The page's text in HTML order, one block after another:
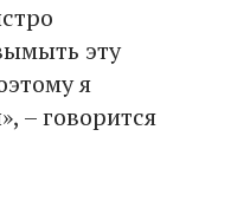
эту
я
– говорится